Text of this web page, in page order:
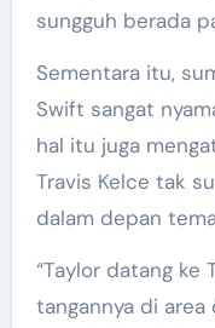
sungguh berada
Sementara itu,
Swift sangat
hal itu juga
Travis Kelce tak
dalam depan
“Taylor datang ke
tangannya di